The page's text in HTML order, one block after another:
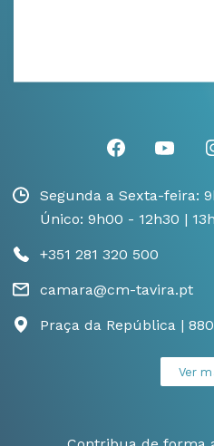
Segunda a Sexta-feira:
Único: 9h00 - 12h30 |
+351 281 320 500
camara@cm-tavira.pt
Praça da República |
Ver